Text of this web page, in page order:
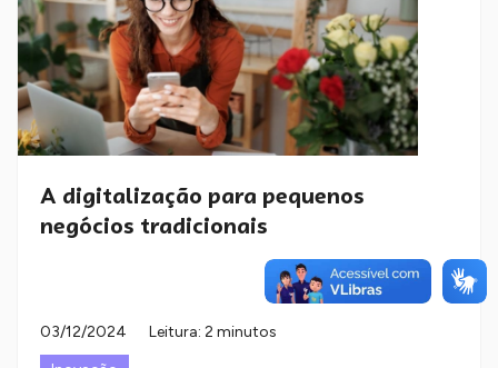
A digitalização para pequenos
negócios tradicionais
03/12/2024
Leitura: 2 minutos